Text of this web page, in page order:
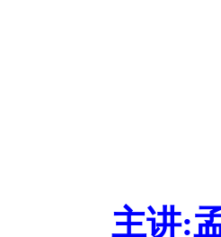
主讲: